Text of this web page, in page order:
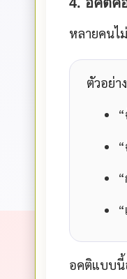
หลายคนไ
ตัวอย่า
อคติแบบนี้